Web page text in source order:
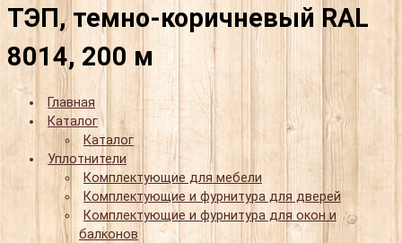
ТЭП, темно-коричневый RAL
8014, 200 м
Главная
Каталог
Каталог
Уплотнители
Комплектующие для мебели
Комплектующие и фурнитура для дверей
Комплектующие и фурнитура для окон и
балконов